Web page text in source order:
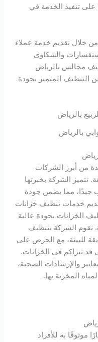
تنفيذ الخدمة في
خلال تقديم خدمة عملاء
والشكاوى
مجالس بالرياض
التنظيف المتميز بجودة
بالرياض
من أبرز الشركات
الشركة بخبرتها
جيدًا، مما يضمن جودة
خدمات تنظيف خزانات
الخزانات بجودة عالية
تقوم الشركة بتنظيف
للبيئة، مع الحرص على
قد تتراكم في الخزانات.
والإرشادات الصحية،
المخزنة بها.
به للأفراد